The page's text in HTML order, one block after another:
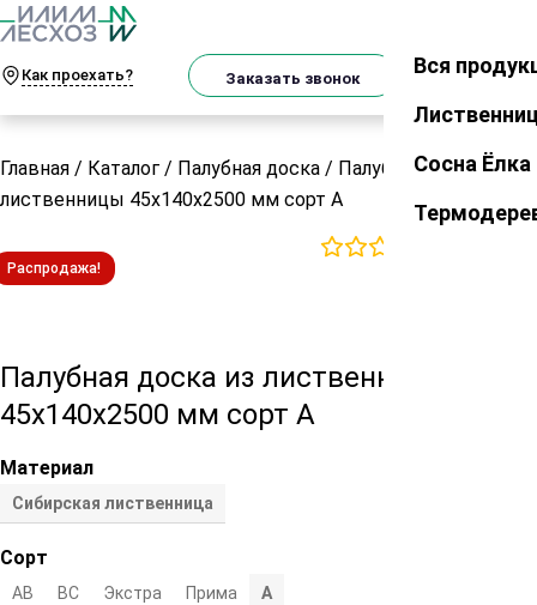
Как проехать? Заказать звонок Закрыть
Вся
Сосна Ёлка
Главная / Каталог / Палубная доска / Палубная доска из
лиственницы 45х140х2500 мм сорт А
Распродажа!
Палубная доска из лиственницы
45х140х2500 мм сорт А
Материал
Сибирская лиственница
Сорт
АВ ВС Экстра Прима А